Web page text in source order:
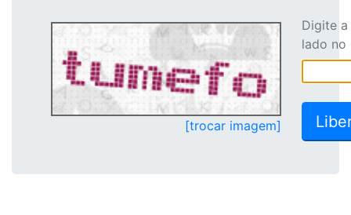
[trocar imagem]
Digite
lado no